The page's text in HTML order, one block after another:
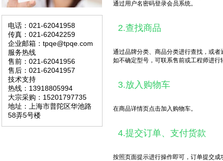
电话：021-62041958
传真：021-62042259
企业邮箱：tpqe@tpqe.com
服务热线
售前：021-62041956
售后：021-62041957
技术支持
热线：13918805994
大宗采购：15201797735
地址：上海市普陀区华池路
58弄5号楼
通过用户名密码登录会员系统。
2.查找商品
通过品牌分类、商品分类进行查找，或
如不确定型号，可联系售前或工程师进行
3.放入购物车
在商品详情页点击加入购物车。
4.提交订单、支付货款
按照页面提示进行操作即可，订单提交